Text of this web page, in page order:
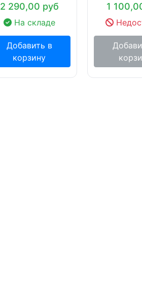
2 290,00 руб
На складе
Добавить в
корзину
1